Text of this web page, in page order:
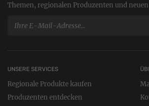
Themen, regionalen Produzenten und
UNSERE SERVICES
Regionale Produkte kaufen
Produzenten entdecken